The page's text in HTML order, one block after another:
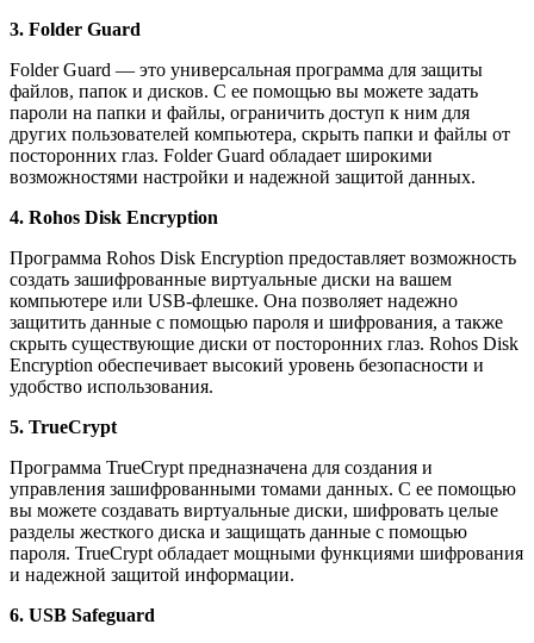
3. Folder Guard
Folder Guard — это универсальная программа для защиты
файлов, папок и дисков. С ее помощью вы можете задать
пароли на папки и файлы, ограничить доступ к ним для
других пользователей компьютера, скрыть папки и файлы от
посторонних глаз. Folder Guard обладает широкими
возможностями настройки и надежной защитой данных.
4. Rohos Disk Encryption
Программа Rohos Disk Encryption предоставляет возможность
создать зашифрованные виртуальные диски на вашем
компьютере или USB-флешке. Она позволяет надежно
защитить данные с помощью пароля и шифрования, а также
скрыть существующие диски от посторонних глаз. Rohos Disk
Encryption обеспечивает высокий уровень безопасности и
удобство использования.
5. TrueCrypt
Программа TrueCrypt предназначена для создания и
управления зашифрованными томами данных. С ее помощью
вы можете создавать виртуальные диски, шифровать целые
разделы жесткого диска и защищать данные с помощью
пароля. TrueCrypt обладает мощными функциями шифрования
и надежной защитой информации.
6. USB Safeguard